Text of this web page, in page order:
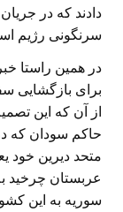
دادند که در
سرنگونی رژیم
در همین راستا
برای بازگشایی
از آن که این
متحد دیرین خود
عربستان چرخید
سوریه به این